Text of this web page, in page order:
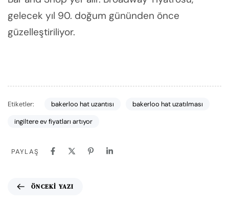
gelecek yıl 90. doğum gününden önce
güzelleştiriliyor.
Etiketler: bakerloo hat uzantısı
bakerloo hat uzatılması
ingiltere ev fiyatları artıyor
PAYLAŞ
ÖNCEKI YAZI